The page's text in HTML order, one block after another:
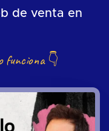
de venta en
funciona 👇